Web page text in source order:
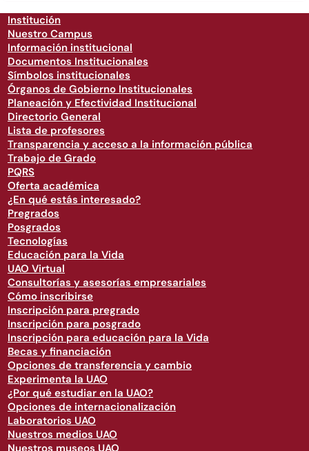
Institución
Nuestro Campus
Información institucional
Documentos Institucionales
Símbolos institucionales
Órganos de Gobierno Institucionales
Planeación y Efectividad Institucional
Directorio General
Lista de profesores
Transparencia y acceso a la información pública
Trabajo de Grado
PQRS
Oferta académica
¿En qué estás interesado?
Pregrados
Posgrados
Tecnologías
Educación para la Vida
UAO Virtual
Consultorías y asesorías empresariales
Cómo inscribirse
Inscripción para pregrado
Inscripción para posgrado
Inscripción para educación para la Vida
Becas y financiación
Opciones de transferencia y cambio
Experimenta la UAO
¿Por qué estudiar en la UAO?
Opciones de internacionalización
Laboratorios UAO
Nuestros medios UAO
Nuestros museos UAO